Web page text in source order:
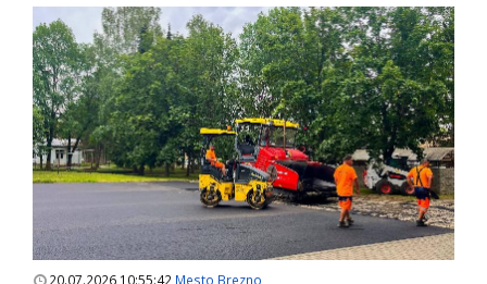
20.07.2026 10:55:42 Mesto Brezno